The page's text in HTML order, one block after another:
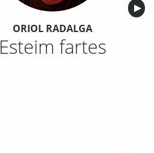
▶︎
ORIOL RADALGA
Esteim fartes